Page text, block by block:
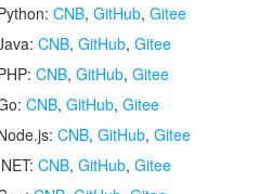
CNB, GitHub, Gitee
CNB, GitHub, Gitee
CNB, GitHub, Gitee
CNB, GitHub, Gitee
CNB, GitHub, Gitee
CNB, GitHub, Gitee